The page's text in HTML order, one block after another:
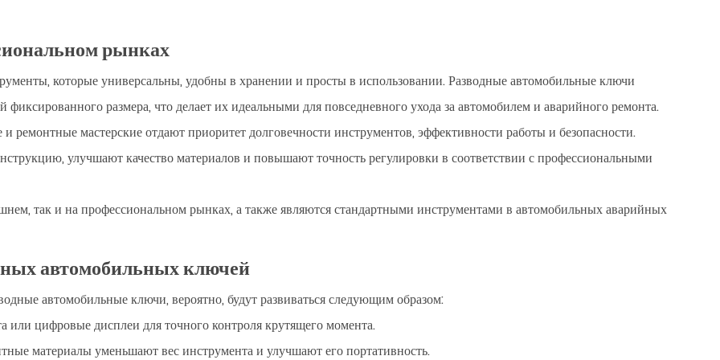
рынках
которые универсальны, удобны в хранении и просты в использовании. Разводные автомобильные ключи
фиксированного размера, что делает их идеальными для повседневного ухода за автомобилем и аварийного ремонта.
мастерские отдают приоритет долговечности инструментов, эффективности работы и безопасности.
улучшают качество материалов и повышают точность регулировки в соответствии с профессиональными
так и на профессиональном рынках, а также являются стандартными инструментами в автомобильных аварийных
автомобильных ключей
автомобильные ключи, вероятно, будут развиваться следующим образом:
или цифровые дисплеи для точного контроля крутящего момента.
материалы уменьшают вес инструмента и улучшают его портативность.